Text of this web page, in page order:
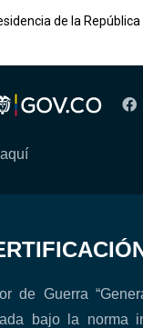
de la República
de Guerra
bajo la norma